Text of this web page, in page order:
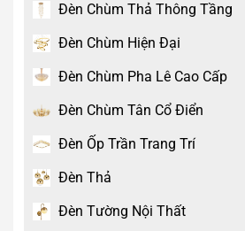
Đèn Chùm Thả Thông Tầng
Đèn Chùm Hiện Đại
Đèn Chùm Pha Lê Cao Cấp
Đèn Chùm Tân Cổ Điển
Đèn Ốp Trần Trang Trí
Đèn Thả
Đèn Tường Nội Thất